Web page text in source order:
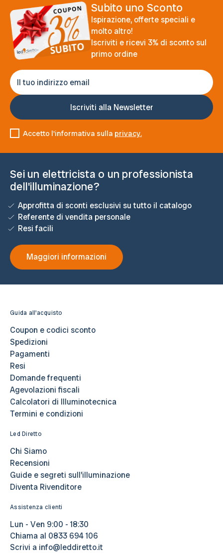
Subito uno Sconto
Ispirazione, offerte speciali e
molto altro!
Iscriviti e ricevi 3% di sconto sul
primo ordine
Accetto l'informativa sulla privacy.
Sei un elettricista o un professionista
dell'illuminazione?
Approfitta di sconti esclusivi su tutto il catalogo
Referente di vendita personale
Resi facili
Maggiori informazioni
Guida all'acquisto
Coupon e codici sconto
Spedizioni
Pagamenti
Resi
Domande frequenti
Agevolazioni fiscali
Calcolatori di Illuminotecnica
Termini e condizioni
Led Diretto
Chi Siamo
Recensioni
Guide e segreti sull’illuminazione
Diventa Rivenditore
Assistenza clienti
Lun - Ven 9:00 - 18:30
Chiama al 0833 694 106
Scrivi a info@leddiretto.it